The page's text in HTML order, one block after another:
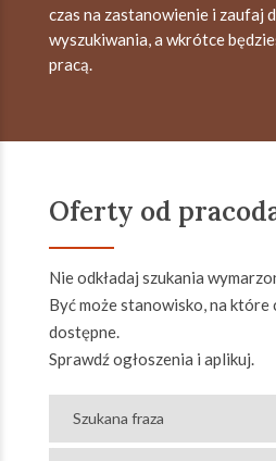
czas na zastanowienie i zaufaj
wyszukiwania, a wkrótce
pracą.
Oferty od
Nie odkładaj szukania
Być może stanowisko, na które
dostępne.
Sprawdź ogłoszenia i aplikuj.